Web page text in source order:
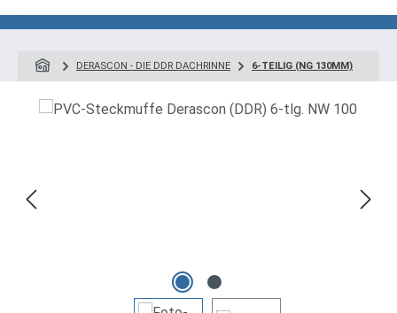
DERASCON - DIE DDR DACHRINNE 6-TEILIG (NG 130MM)
Bildergalerie überspringen